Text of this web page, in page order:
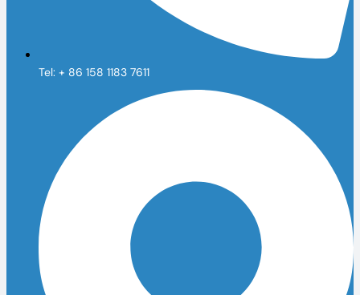
Tel: + 86 158 1183 7611